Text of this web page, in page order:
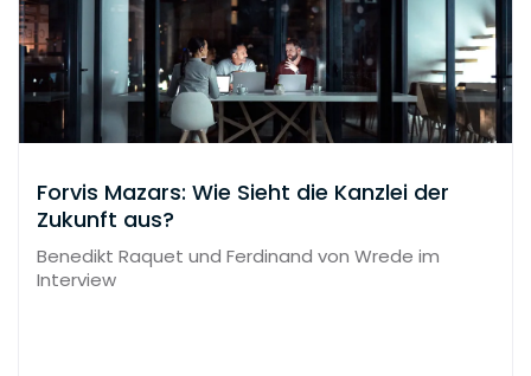
Forvis Mazars: Wie Sieht die Kanzlei der
Zukunft aus?
Benedikt Raquet und Ferdinand von Wrede im
Interview